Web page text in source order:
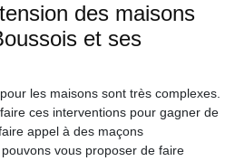
des maisons
et ses
les maisons sont très complexes.
ces interventions pour gagner de
appel à des maçons
vous proposer de faire